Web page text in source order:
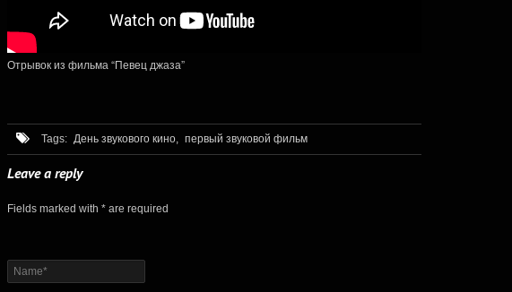
Отрывок из фильма “Певец джаза”
Tags: День звукового кино, первый звуковой фильм
Leave a reply
Fields marked with * are required